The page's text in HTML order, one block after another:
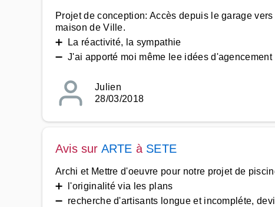
Projet de conception: Accès depuis le garage
maison de Ville.
➕ La réactivité, la sympathie
➖ J'ai apporté moi même lee idées d'agencement
Julien
28/03/2018
Avis sur ARTE à SETE
Archi et Mettre d'oeuvre pour notre projet de
➕ l'originalité via les plans
➖ recherche d'artisants longue et incompléte,